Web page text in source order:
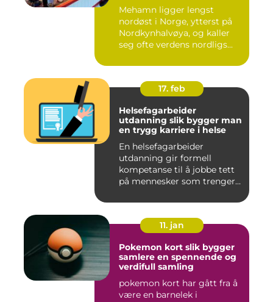
Mehamn ligger lengst
nordøst i Norge, ytterst på
Nordkynhalvøya, og kaller
seg ofte verdens nordligs...
17. feb
Helsefagarbeider
utdanning slik bygger man
en trygg karriere i helse
En helsefagarbeider
utdanning gir formell
kompetanse til å jobbe tett
på mennesker som trenger
11. jan
Pokemon kort slik bygger
samlere en spennende og
verdifull samling
pokemon kort har gått fra å
være en barnelek i